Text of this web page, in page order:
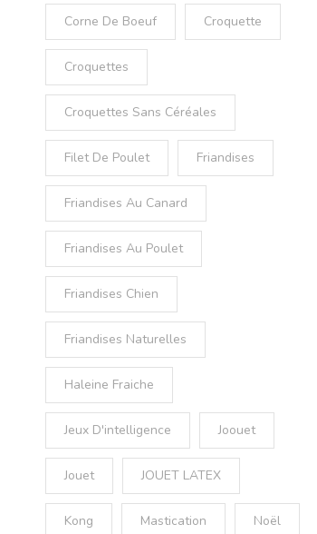
Corne De Boeuf Croquette
Croquettes
Croquettes Sans Céréales
Filet De Poulet Friandises
Friandises Au Canard
Friandises Au Poulet
Friandises Chien
Friandises Naturelles
Haleine Fraiche
Jeux D'intelligence Joouet
Jouet JOUET LATEX
Kong Mastication Noël